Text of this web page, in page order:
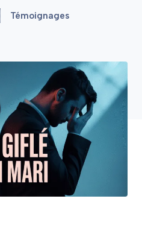
Témoignages